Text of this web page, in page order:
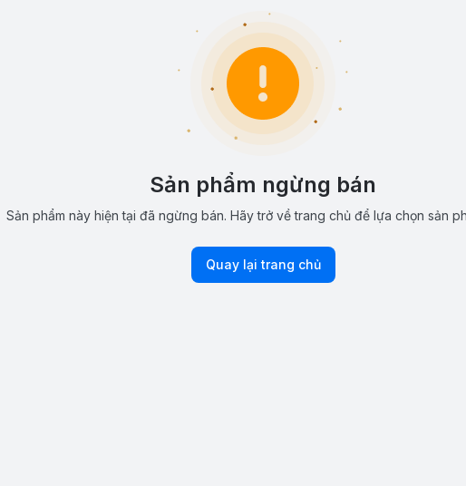
Sản phẩm ngừng bán
Sản phẩm này hiện tại đã ngừng bán. Hãy trở về trang chủ để lựa chọn sản
Quay lại trang chủ